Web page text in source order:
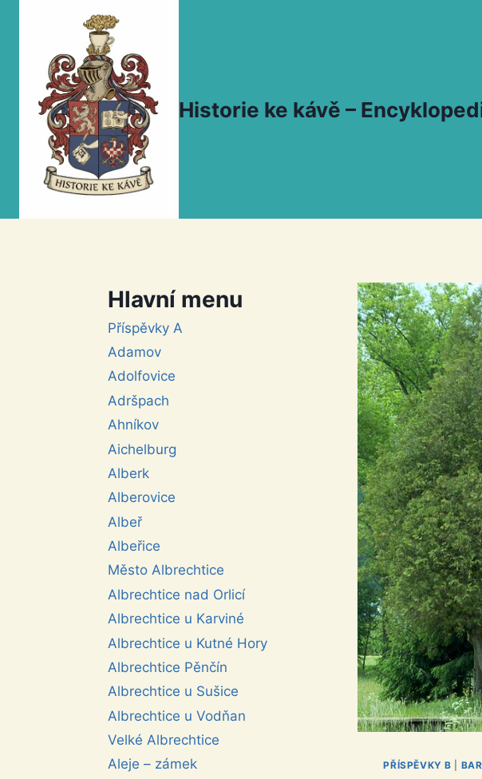
Historie ke kávě –
PŘÍSPĚVKY B
Hlavní menu
Příspěvky A
Adamov
Adolfovice
Adršpach
Ahníkov
Aichelburg
Alberk
Alberovice
Albeř
Albeřice
Město Albrechtice
Albrechtice nad Orlicí
Albrechtice u Karviné
Albrechtice u Kutné Hory
Albrechtice Pěnčín
Albrechtice u Sušice
Albrechtice u Vodňan
Velké Albrechtice
Aleje – zámek